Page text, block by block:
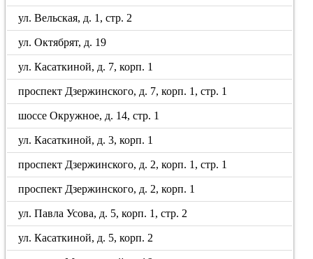
ул. Вельская, д. 1, стр. 2
ул. Октябрят, д. 19
ул. Касаткиной, д. 7, корп. 1
проспект Дзержинского, д. 7, корп. 1, стр. 1
шоссе Окружное, д. 14, стр. 1
ул. Касаткиной, д. 3, корп. 1
проспект Дзержинского, д. 2, корп. 1, стр. 1
проспект Дзержинского, д. 2, корп. 1
ул. Павла Усова, д. 5, корп. 1, стр. 2
ул. Касаткиной, д. 5, корп. 2